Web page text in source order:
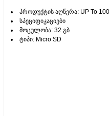
პროდუქტის აღწერა: UP To
სპეციფიკაციები
მოცულობა: 32 გბ
ტიპი: Micro SD